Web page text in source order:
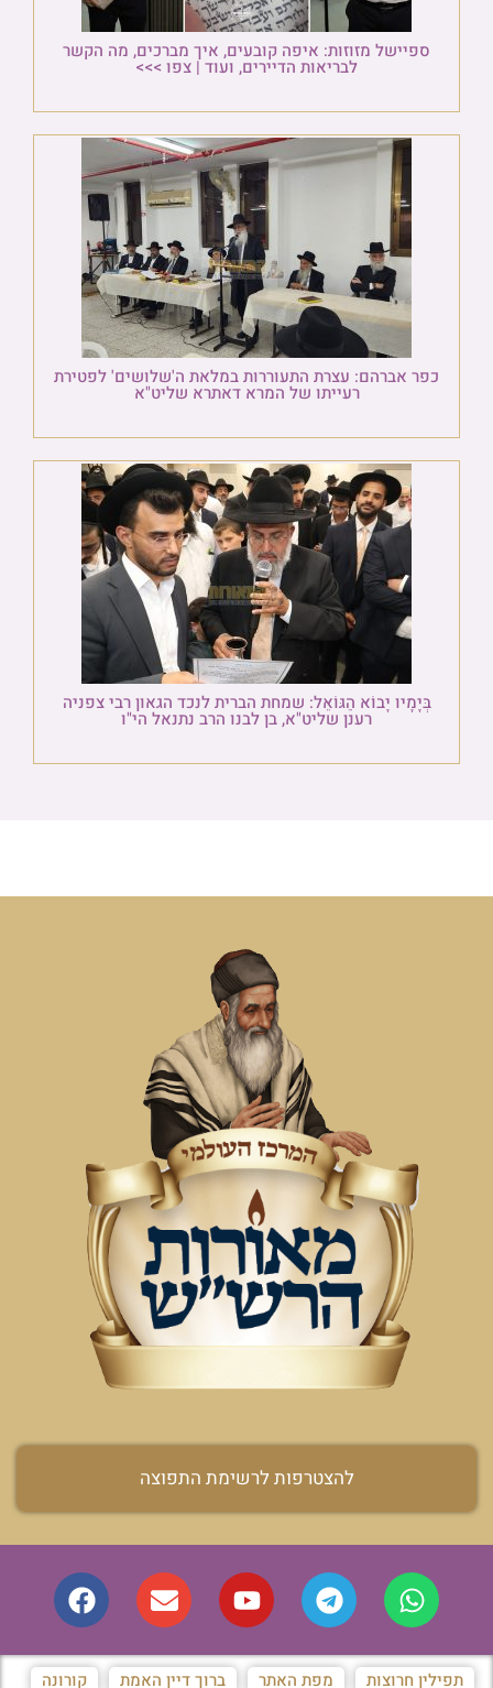
ספיישל מזוזות: איפה קובעים, איך מברכים, מה הקשר
לבריאות הדיירים, ועוד | צפו >>>
כפר אברהם: עצרת התעוררות במלאת ה'שלושים' לפטירת
רעייתו של המרא דאתרא שליט"א
בְּיָמָיו יָבוֹא הַגּוֹאֵל: שמחת הברית לנכד הגאון רבי צפניה
רענן שליט"א, בן לבנו הרב נתנאל הי"ו
להצטרפות לרשימת התפוצה
תפילין חרוצות מפת האתר ברוך דיין האמת קורונה